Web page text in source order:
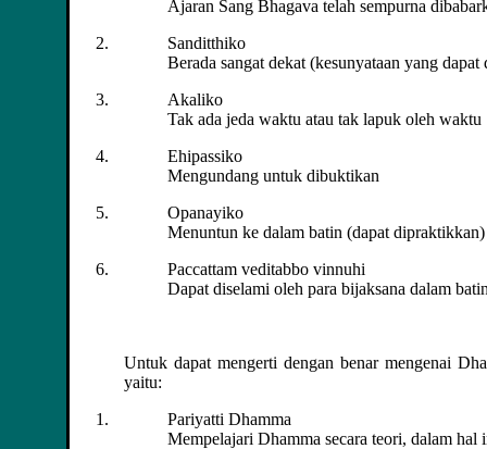
Ajaran Sang Bhagava telah sempurna
Sanditthiko
Berada sangat dekat (kesunyataan yang
Akaliko
Tak ada jeda waktu atau tak lapuk oleh waktu
Ehipassiko
Mengundang untuk dibuktikan
Opanayiko
Menuntun ke dalam batin (dapat dipraktikkan)
Paccattam veditabbo vinnuhi
Dapat diselami oleh para bijaksana dalam
Untuk dapat mengerti dengan benar mengenai
yaitu:
Pariyatti Dhamma
Mempelajari Dhamma secara teori, dalam